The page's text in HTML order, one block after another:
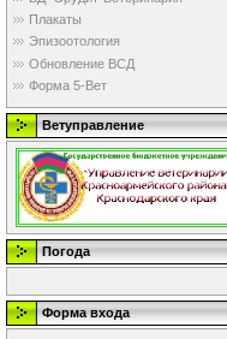
Плакаты
Эпизоотология
Обновление ВСД
Форма 5-Вет
Ветуправление
Погода
Форма входа